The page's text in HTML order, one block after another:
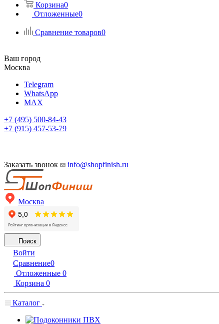
Корзина0
Отложенные0
Сравнение товаров0
Ваш город
Москва
Telegram
WhatsApp
MAX
+7 (495) 500-84-43
+7 (915) 457-53-79
Заказать звонок info@shopfinish.ru
Москва
Поиск
Войти
Сравнение0
Отложенные 0
Корзина 0
Каталог